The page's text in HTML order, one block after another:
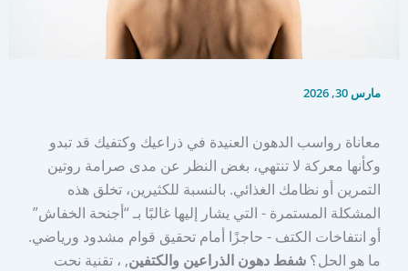
مارس 30, 2026
معاناة رواسب الدهون العنيدة في ذراعيك وكتفيك قد تبدو
وكأنها معركة لا تنتهي، بغض النظر عن مدى صرامة روتين
التمرين أو نظامك الغذائي. بالنسبة للكثيرين، تخلق هذه
المشكلة المستمرة - التي يشار إليها غالبًا بـ “أجنحة الخفاش”
أو انتفاخات الكتف - حاجزًا أمام تحقيق قوام مشدود ورياضي.
ما هو الحل؟شفط دهون الذراعين والكتفين, ، تقنية نحت